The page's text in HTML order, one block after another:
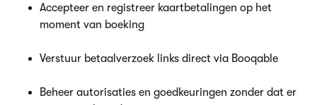
Accepteer en registreer kaartbetalingen op het
moment van boeking
Verstuur betaalverzoek links direct via Booqable
Beheer autorisaties en goedkeuringen zonder dat er